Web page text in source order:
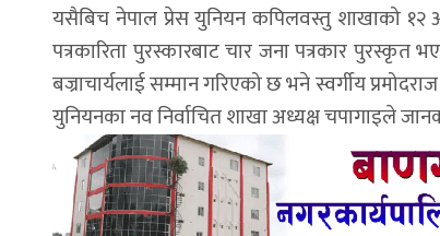
यसैबिच नेपाल प्रेस युनियन कपिलवस्तु शाखाको १२
पत्रकारिता पुरस्कारबाट चार जना पत्रकार
बज्राचार्यलाई सम्मान गरिएको छ भने स्वर्गीय
युनियनका नव निर्वाचित शाखा अध्यक्ष चपागाइले